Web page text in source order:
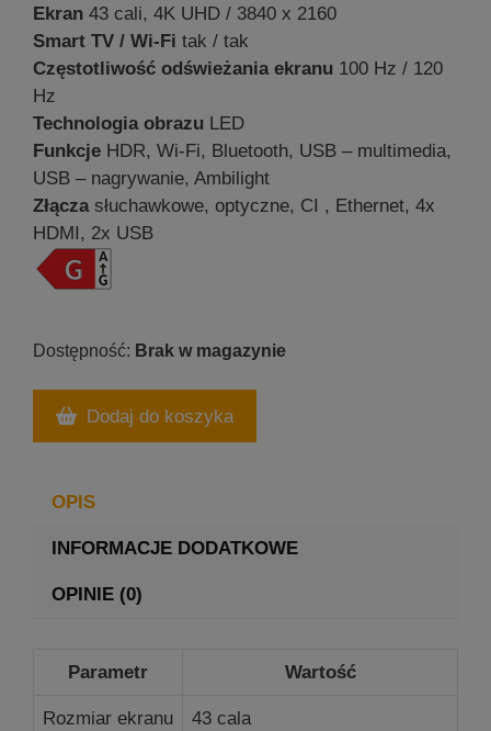
Ekran 43 cali, 4K UHD / 3840 x 2160
Smart TV / Wi-Fi tak / tak
Częstotliwość odświeżania ekranu 100 Hz / 120
Hz
Technologia obrazu LED
Funkcje HDR, Wi-Fi, Bluetooth, USB – multimedia,
USB – nagrywanie, Ambilight
Złączasłuchawkowe, optyczne, CI , Ethernet, 4x
HDMI, 2x USB
Brak w magazynie
Dodaj do koszyka
OPIS
INFORMACJE DODATKOWE
OPINIE (0)
Parametr Wartość
Rozmiar ekranu 43 cala